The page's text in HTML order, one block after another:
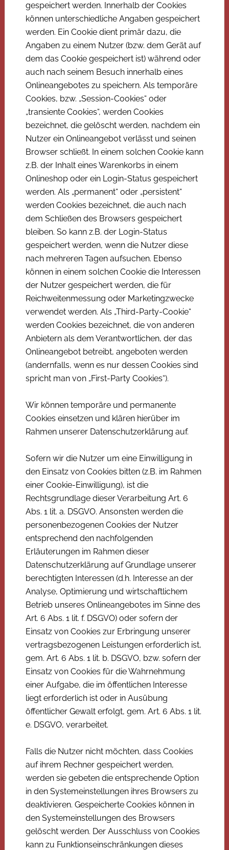
gespeichert werden. Innerhalb der Cookies
können unterschiedliche Angaben gespeichert
werden. Ein Cookie dient primär dazu, die
Angaben zu einem Nutzer (bzw. dem Gerät auf
dem das Cookie gespeichert ist) während oder
auch nach seinem Besuch innerhalb eines
Onlineangebotes zu speichern. Als temporäre
Cookies, bzw. „Session-Cookies“ oder
„transiente Cookies“, werden Cookies
bezeichnet, die gelöscht werden, nachdem ein
Nutzer ein Onlineangebot verlässt und seinen
Browser schließt. In einem solchen Cookie kann
z.B. der Inhalt eines Warenkorbs in einem
Onlineshop oder ein Login-Status gespeichert
werden. Als „permanent“ oder „persistent“
werden Cookies bezeichnet, die auch nach
dem Schließen des Browsers gespeichert
bleiben. So kann z.B. der Login-Status
gespeichert werden, wenn die Nutzer diese
nach mehreren Tagen aufsuchen. Ebenso
können in einem solchen Cookie die Interessen
der Nutzer gespeichert werden, die für
Reichweitenmessung oder Marketingzwecke
verwendet werden. Als „Third-Party-Cookie“
werden Cookies bezeichnet, die von anderen
Anbietern als dem Verantwortlichen, der das
Onlineangebot betreibt, angeboten werden
(andernfalls, wenn es nur dessen Cookies sind
spricht man von „First-Party Cookies“).
Wir können temporäre und permanente
Cookies einsetzen und klären hierüber im
Rahmen unserer Datenschutzerklärung auf.
Sofern wir die Nutzer um eine Einwilligung in
den Einsatz von Cookies bitten (z.B. im Rahmen
einer Cookie-Einwilligung), ist die
Rechtsgrundlage dieser Verarbeitung Art. 6
Abs. 1 lit. a. DSGVO. Ansonsten werden die
personenbezogenen Cookies der Nutzer
entsprechend den nachfolgenden
Erläuterungen im Rahmen dieser
Datenschutzerklärung auf Grundlage unserer
berechtigten Interessen (d.h. Interesse an der
Analyse, Optimierung und wirtschaftlichem
Betrieb unseres Onlineangebotes im Sinne des
Art. 6 Abs. 1 lit. f. DSGVO) oder sofern der
Einsatz von Cookies zur Erbringung unserer
vertragsbezogenen Leistungen erforderlich ist,
gem. Art. 6 Abs. 1 lit. b. DSGVO, bzw. sofern der
Einsatz von Cookies für die Wahrnehmung
einer Aufgabe, die im öffentlichen Interesse
liegt erforderlich ist oder in Ausübung
öffentlicher Gewalt erfolgt, gem. Art. 6 Abs. 1 lit.
e. DSGVO, verarbeitet.
Falls die Nutzer nicht möchten, dass Cookies
auf ihrem Rechner gespeichert werden,
werden sie gebeten die entsprechende Option
in den Systemeinstellungen ihres Browsers zu
deaktivieren. Gespeicherte Cookies können in
den Systemeinstellungen des Browsers
gelöscht werden. Der Ausschluss von Cookies
kann zu Funktionseinschränkungen dieses